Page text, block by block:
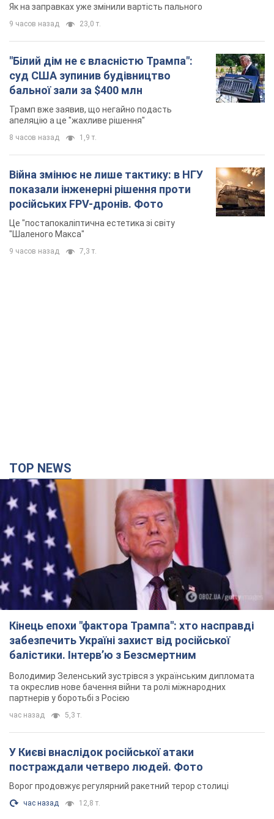
Як на заправках уже змінили вартість пального
9 часов назад 23,0 т.
"Білий дім не є власністю Трампа":
суд США зупинив будівництво
бальної зали за $400 млн
Трамп вже заявив, що негайно подасть
апеляцію а це "жахливе рішення"
8 часов назад 1,9 т.
Війна змінює не лише тактику: в НГУ
показали інженерні рішення проти
російських FPV-дронів. Фото
Це "постапокаліптична естетика зі світу
"Шаленого Макса"
9 часов назад 7,3 т.
TOP NEWS
Кінець епохи "фактора Трампа": хто насправді
забезпечить Україні захист від російської
балістики. Інтерв’ю з Безсмертним
Володимир Зеленський зустрівся з українським дипломата
та окреслив нове бачення війни та ролі міжнародних
партнерів у боротьбі з Росією
час назад 5,3 т.
У Києві внаслідок російської атаки
постраждали четверо людей. Фото
Ворог продовжує регулярний ракетний терор столиці
час назад 12,8 т.